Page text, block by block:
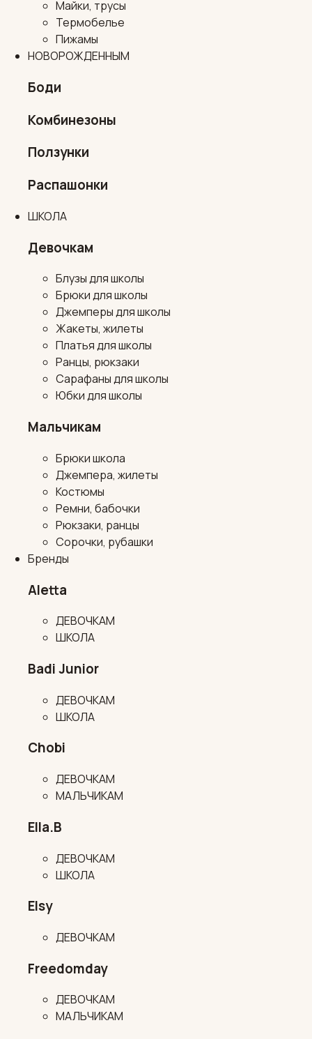
Майки, трусы
Термобелье
Пижамы
НОВОРОЖДЕННЫМ
Боди
Комбинезоны
Ползунки
Распашонки
ШКОЛА
Девочкам
Блузы для школы
Брюки для школы
Джемперы для школы
Жакеты, жилеты
Платья для школы
Ранцы, рюкзаки
Сарафаны для школы
Юбки для школы
Мальчикам
Брюки школа
Джемпера, жилеты
Костюмы
Ремни, бабочки
Рюкзаки, ранцы
Сорочки, рубашки
Бренды
Aletta
ДЕВОЧКАМ
ШКОЛА
Badi Junior
ДЕВОЧКАМ
ШКОЛА
Chobi
ДЕВОЧКАМ
МАЛЬЧИКАМ
Ella.B
ДЕВОЧКАМ
ШКОЛА
Elsy
ДЕВОЧКАМ
Freedomday
ДЕВОЧКАМ
МАЛЬЧИКАМ